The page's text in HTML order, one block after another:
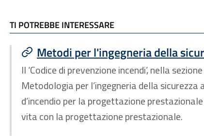
TI POTREBBE INTERESSARE
TI POTREBBE INTERESSARE
Metodi per l'ingegneria della
Il ‘Codice di prevenzione incendi’, nella
Metodologia per l’ingegneria della sicurezza
d’incendio per la progettazione
vita con la progettazione prestazionale.